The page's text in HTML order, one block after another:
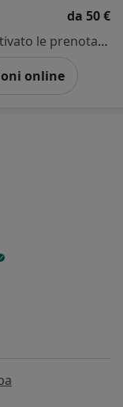
da 50 €
Questo dottore non ha ancora attivato le prenotazioni online presso questo indirizzo.
online